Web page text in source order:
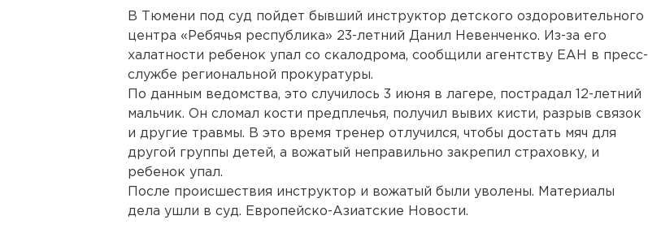
В Тюмени под суд пойдет бывший инструктор детского оздоровительного
центра «Ребячья республика» 23-летний Данил Невенченко. Из-за его
халатности ребенок упал со скалодрома, сообщили агентству ЕАН в пресс-
службе региональной прокуратуры.
По данным ведомства, это случилось 3 июня в лагере, пострадал 12-летний
мальчик. Он сломал кости предплечья, получил вывих кисти, разрыв связок
и другие травмы. В это время тренер отлучился, чтобы достать мяч для
другой группы детей, а вожатый неправильно закрепил страховку, и
ребенок упал.
После происшествия инструктор и вожатый были уволены. Материалы
дела ушли в суд. Европейско-Азиатские Новости.